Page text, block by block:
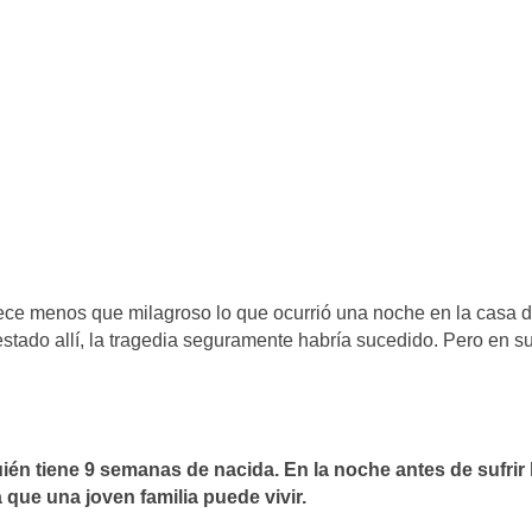
menos que milagroso lo que ocurrió una noche en la casa
allí, la tragedia seguramente habría sucedido. Pero en su
tiene 9 semanas de nacida. En la noche antes de sufrir
una joven familia puede vivir.